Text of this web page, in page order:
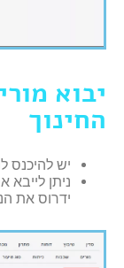
יבוא
החינוך
יש להיכנס
ניתן
ידרוס את